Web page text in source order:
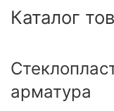
Каталог
арматура